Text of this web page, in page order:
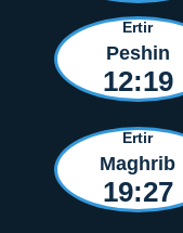
Ertir
Peshin
12:19
Ertir
Maghrib
19:27